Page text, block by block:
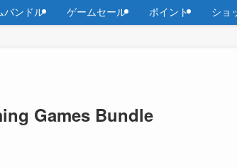
バンドル ゲームセール ポイント ショ
Games Bundle